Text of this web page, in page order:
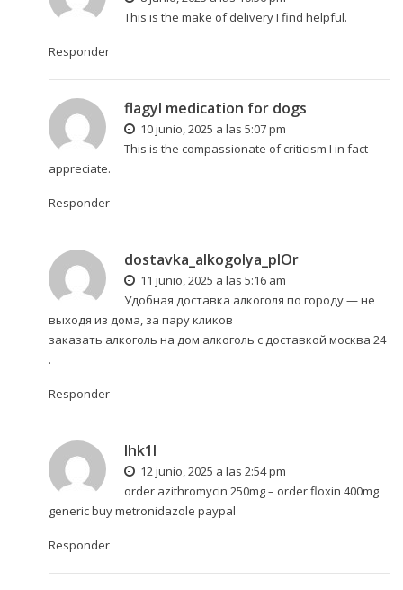
This is the make of delivery I find helpful.
Responder
flagyl medication for dogs
10 junio, 2025 a las 5:07 pm
This is the compassionate of criticism I in fact
appreciate.
Responder
dostavka_alkogolya_plOr
11 junio, 2025 a las 5:16 am
Удобная доставка алкоголя по городу — не
выходя из дома, за пару кликов
заказать алкоголь на дом алкоголь с доставкой москва 24
.
Responder
lhk1l
12 junio, 2025 a las 2:54 pm
order azithromycin 250mg – order floxin 400mg
genericbuy metronidazole paypal
Responder